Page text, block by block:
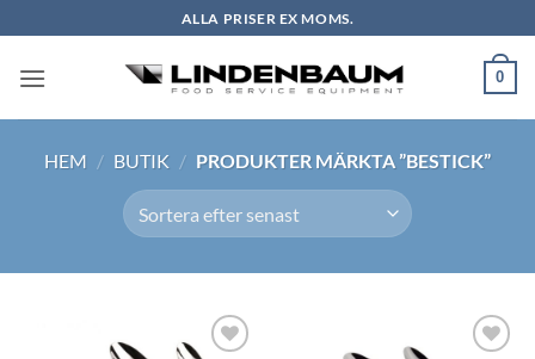
to
content
ALLA PRISER EX MOMS.
0
HEM / BUTIK / PRODUKTER MÄRKTA ”BESTICK”